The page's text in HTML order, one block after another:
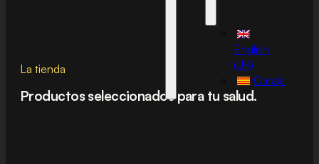
English
(UK)
Català
La tienda
Productos seleccionados para tu salud.